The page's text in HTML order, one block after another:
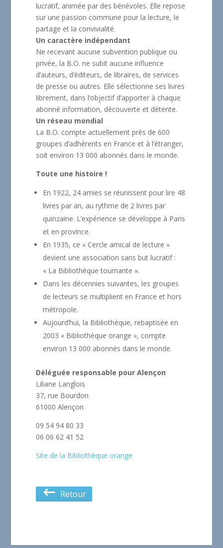
lucratif, animée par des bénévoles. Elle repose
sur une passion commune pour la lecture, le
partage et la convivialité.
Un caractère indépendant
Ne recevant aucune subvention publique ou
privée, la B.O. ne subit aucune influence
d’auteurs, d’éditeurs, de libraires, de services
de presse ou autres. Elle sélectionne ses livres
librement, dans l’objectif d’apporter à chaque
abonné information, découverte et détente.
Un réseau mondial
La B.O. compte actuellement près de 600
groupes d’adhérents en France et à l’étranger,
soit environ 13 000 abonnés dans le monde.
Toute une histoire !
En 1922, 24 amies se réunissent pour lire 48
livres par an, au rythme de 2 livres par
quinzaine. L’expérience se développe à Paris
et en province.
En 1935, ce « Cercle amical de lecture »
devient une association sans but lucratif :
« La Bibliothèque tournante ».
Dans les décennies suivantes, les groupes
de lecteurs se multiplient en France et hors
métropole.
Aujourd’hui, la Bibliothèque, rebaptisée en
2003 « Bibliothèque orange », compte
environ 13 000 abonnés dans le monde.
Déléguée responsable pour Alençon
Liliane Langlois
37, rue Bourdon
61000 Alençon
09 54 94 80 33
06 06 62 41 52
Site de la Bibliothèque orange
Retour